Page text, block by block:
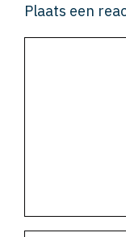
Plaats een